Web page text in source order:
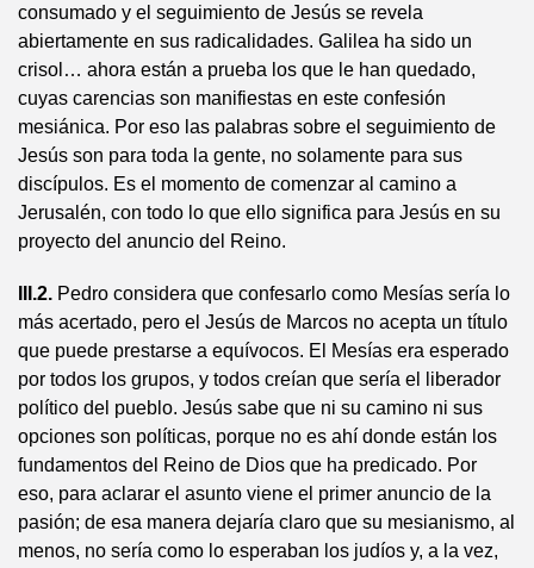
consumado y el seguimiento de Jesús se revela
abiertamente en sus radicalidades. Galilea ha sido un
crisol… ahora están a prueba los que le han quedado,
cuyas carencias son manifiestas en este confesión
mesiánica. Por eso las palabras sobre el seguimiento de
Jesús son para toda la gente, no solamente para sus
discípulos. Es el momento de comenzar al camino a
Jerusalén, con todo lo que ello significa para Jesús en su
proyecto del anuncio del Reino.
III.2. Pedro considera que confesarlo como Mesías sería lo
más acertado, pero el Jesús de Marcos no acepta un título
que puede prestarse a equívocos. El Mesías era esperado
por todos los grupos, y todos creían que sería el liberador
político del pueblo. Jesús sabe que ni su camino ni sus
opciones son políticas, porque no es ahí donde están los
fundamentos del Reino de Dios que ha predicado. Por
eso, para aclarar el asunto viene el primer anuncio de la
pasión; de esa manera dejaría claro que su mesianismo, al
menos, no sería como lo esperaban los judíos y, a la vez,